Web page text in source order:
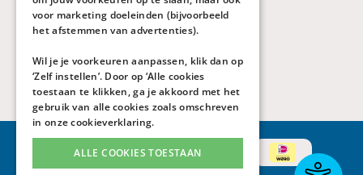
voor marketing doeleinden (bijvoorbeeld
het afstemmen van advertenties).
Wil je je voorkeuren aanpassen, klik dan op
‘Zelf instellen’. Door op ‘Alle cookies
toestaan te klikken, ga je akkoord met het
gebruik van alle cookies zoals omschreven
in onzecookieverklaring.
ALLE COOKIES TOESTAAN